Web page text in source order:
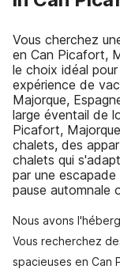
Vous cherchez
en Can Picafort,
le choix idéal
expérience de
Majorque,
large éventail de
Picafort,
chalets, des
chalets qui
par une
pause automnale
Nous avons
Vous recherchez
spacieuses en Can